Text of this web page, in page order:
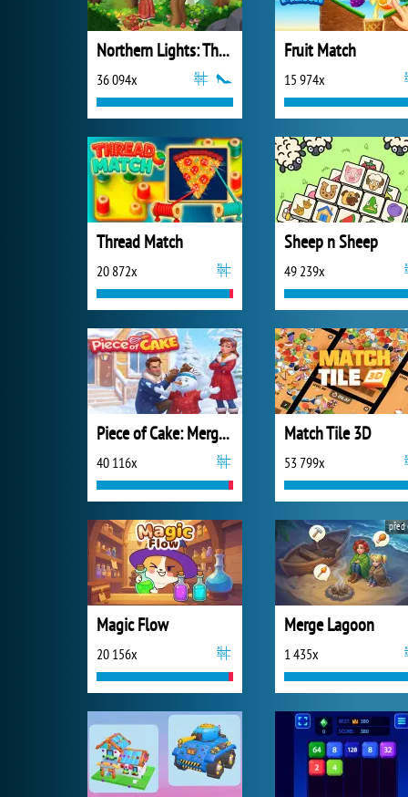
Northern Lights: The Secret of the Forest
36 094x
Fruit Match
15 974x
Thread Match
20 872x
Sheep n Sheep
49 239x
Piece of Cake: Merge and Bake
40 116x
Match Tile 3D
53 799x
Magic Flow
20 156x
Merge Lagoon
1 435x
před